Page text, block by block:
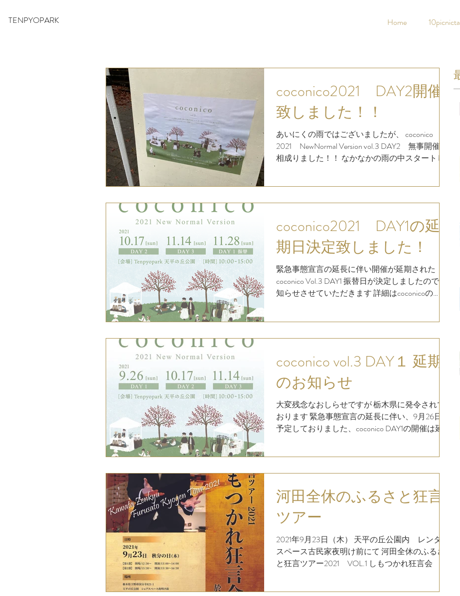
Home
TENPYOPARK
coconico2021 DAY2開催
致しました！！
あいにくの雨ではございましたが、 coconico
2021 NewNormal Version vol.3 DAY2 無事開催と
相成りました！！ なかなかの雨の中スタートし
coconico2021 DAY1の延
期日決定致しました！
緊急事態宣言の延長に伴い開催が延期された
coconico Vol.3 DAY1 振替日が決定しましたので お
知らせさせていただきます 詳細はcoconicoの
coconico vol.3 DAY１ 延期
のお知らせ
大変残念なおしらせですが 栃木県に発令されて
おります 緊急事態宣言の延長に伴い、9月26日に
予定しておりました、coconico DAY1の開催は延期
河田全休のふるさと狂言
ツアー
2021年9月23日（木） 天平の丘公園内 レンタル
スペース古民家夜明け前にて 河田全休のふるさ
と狂言ツアー2021 VOL.1 しもつかれ狂言会 於/